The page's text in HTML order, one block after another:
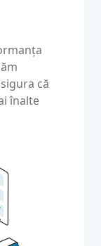
că
înalte